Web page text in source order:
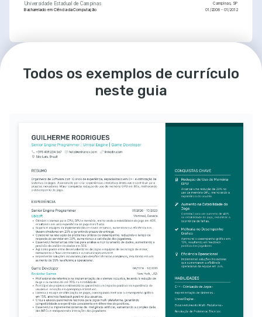
Universidade Estadual de Campinas Campinas, SP
Bacharelado em Ciência da Computação 01/2008 - 01/2012
Implementei ferramentas que
aumentaram a eficiência em 30%,
Colaboração interdepartamental
resultando em uma economia de
hardware.
Sistema
Desenvolvi soluções críticas que
por trás da captura digital de
imagens impactantes e evocativas.
Idiomas
Português Nativo Inglês Proficiente
Curso Avançado em C++
Instituto de Tecnologia da Informação - Especializado em técnicas avançadas de programação em
C++ para aplicações robustas.
Certificação em DevOps
Alura - Certificação focada em práticas e ferramentas DevOps para otimização de fluxo de trabalho
e integração contínua.
Todos os exemplos de currículo
neste guia